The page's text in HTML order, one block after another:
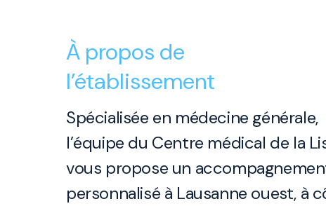
À propos de
l’établissement
Spécialisée en médecine générale,
l’équipe du Centre médical de la
vous propose un
personnalisé à Lausanne ouest, à